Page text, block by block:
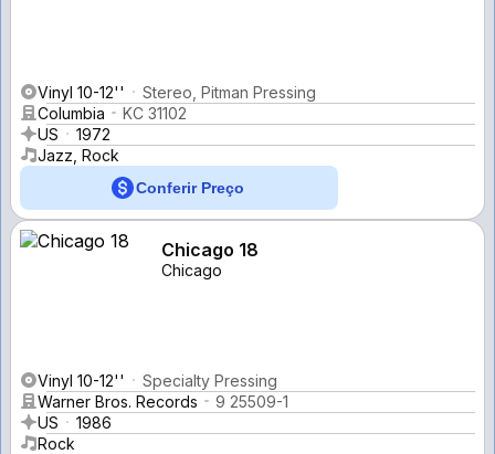
Vinyl 10-12''
Stereo, Pitman Pressing
Columbia
KC 31102
US
1972
Jazz, Rock
Conferir Preço
Chicago 18
Chicago
Vinyl 10-12''
Specialty Pressing
Warner Bros. Records
9 25509-1
US
1986
Rock